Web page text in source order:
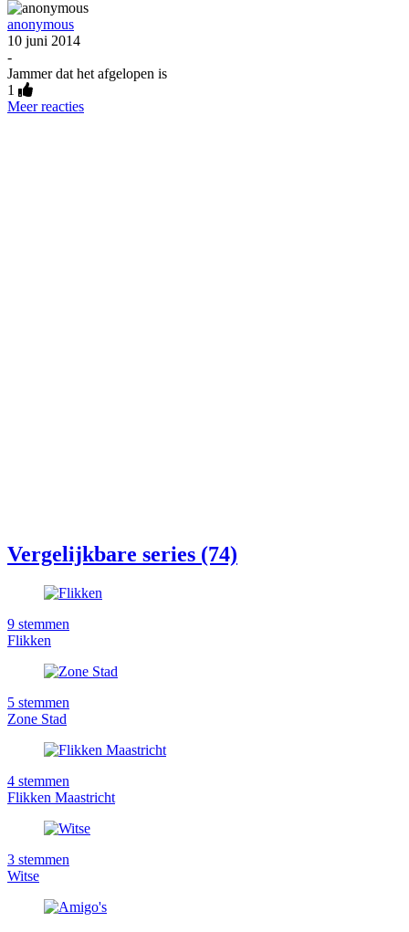
anonymous
10 juni 2014
-
Jammer dat het afgelopen is
1
Meer reacties
Vergelijkbare series (74)
9 stemmen
Flikken
5 stemmen
Zone Stad
4 stemmen
Flikken Maastricht
3 stemmen
Witse